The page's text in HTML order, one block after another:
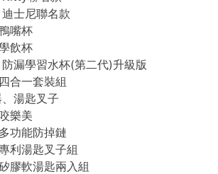
士尼聯名款
嘴杯
飲杯
漏學習水杯(第二代)升級版
合一套裝組
湯匙叉子
樂美
功能防掉鏈
利湯匙叉子組
膠軟湯匙兩入組